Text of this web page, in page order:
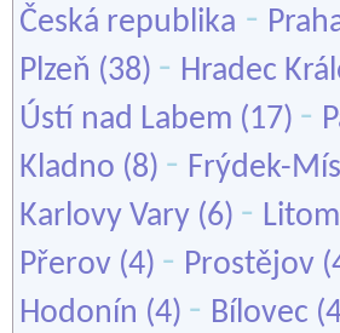
Česká republika -
Plzeň (38) - Hradec
Ústí nad Labem (17) -
Kladno (8) - Frýdek-
Karlovy Vary (6) -
Přerov (4) - Prostějov
Hodonín (4) - Bílovec